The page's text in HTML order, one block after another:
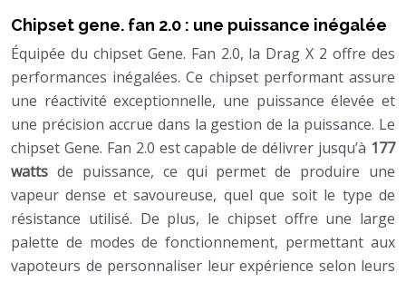
Chipset gene. fan 2.0 : une puissance inégalée
Équipée du chipset Gene. Fan 2.0, la Drag X 2 offre des
performances inégalées. Ce chipset performant assure
une réactivité exceptionnelle, une puissance élevée et
une précision accrue dans la gestion de la puissance. Le
chipset Gene. Fan 2.0 est capable de délivrer jusqu’à 177
watts de puissance, ce qui permet de produire une
vapeur dense et savoureuse, quel que soit le type de
résistance utilisé. De plus, le chipset offre une large
palette de modes de fonctionnement, permettant aux
vapoteurs de personnaliser leur expérience selon leurs